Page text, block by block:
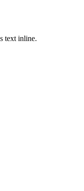
text inline.